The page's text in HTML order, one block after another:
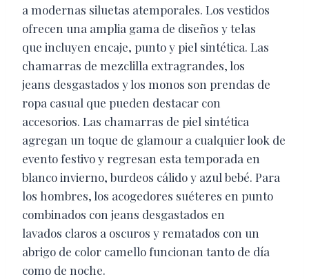
a modernas siluetas atemporales. Los vestidos
ofrecen una amplia gama de diseños y telas
que incluyen encaje, punto y piel sintética. Las
chamarras de mezclilla extragrandes, los
jeans desgastados y los monos son prendas de
ropa casual que pueden destacar con
accesorios. Las chamarras de piel sintética
agregan un toque de glamour a cualquier look de
evento festivo y regresan esta temporada en
blanco invierno, burdeos cálido y azul bebé. Para
los hombres, los acogedores suéteres en punto
combinados con jeans desgastados en
lavados claros a oscuros y rematados con un
abrigo de color camello funcionan tanto de día
como de noche.